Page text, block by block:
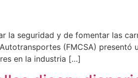
la seguridad y de fomentar las
(FMCSA)
en la industria […]